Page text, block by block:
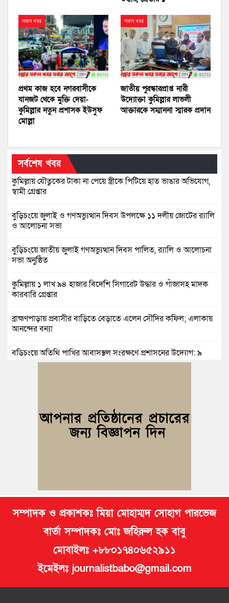
সকল খবর
প্রথম কাজ হবে নগরবাসীকে
যানজট থেকে মুক্তি দেয়া-
কুমিল্লার নতুন প্রশাসক ইউসুফ
মোল্লা
সকল খবর
জাতীয় পুরস্কারপ্রাপ্ত নারী
উদ্যোক্তা কুমিল্লার লাভলী
আক্তারকে সম্মাননা স্মারক প্রদান
সর্বশেষ খবর
কুমিল্লায় যৌতুকের টাকা না পেয়ে স্ত্রীকে পিটিয়ে হাত ভাঙার অভিযোগ,
স্বামী গ্রেপ্তার
বুড়িচংয়ে জুলাই ও গণঅভ্যুত্থান দিবস উপলক্ষে ১১ দলীয় জোটের র‍্যালি
ও আলোচনা সভা
বুড়িচংয়ে জাতীয় জুলাই গণঅভ্যুত্থান দিবস পালিত, র‍্যালি ও আলোচনা
সভা অনুষ্ঠিত
কুমিল্লায় ১ লাখ ৯৪ হাজার বিদেশি সিগারেট উদ্ধার ও গাঁজাসহ মাদক
কারবারি গ্রেপ্তার
ব্রাহ্মণপাড়ায় প্রবাসীর বাড়িতে বেড়াতে এলেন সৌদির কফিল; এলাকায়
আনন্দের বন্যা
বুড়িচংয়ে অতিথি পাখির আবাসস্থল সংরক্ষণে প্রশাসনের উদ্যোগ; ৯
সদস্যের কমিটি গঠন
নিমসার জুনাব আলী ডিগ্রি কলেজ ছাত্রদলের কমিটি ঘোষণা: আনন্দ
মিছিল ও সংবর্ধনা
সম্পাদক ও প্রকাশকঃ মিয়া মোহাম্মদ সোহাগ পারভেজ
বার্তা সম্পাদকঃ মোঃ জহিরুল হক বাবু
মোবাইলঃ +৮৮০১৭৪০৬৫২৯১১
ইমেইলঃ journalistbabo@gmail.com